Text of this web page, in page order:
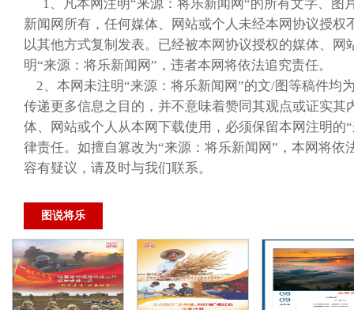
1、凡本网注明“来源：将乐新闻网“的所有文字、图
新闻网所有，任何媒体、网站或个人未经本网协议授权
以其他方式复制发表。已经被本网协议授权的媒体、网
明“来源：将乐新闻网”，违者本网将依法追究责任。
2、本网未注明“来源：将乐新闻网”的文/图等稿件均
传递更多信息之目的，并不意味着赞同其观点或证实其
体、网站或个人从本网下载使用，必须保留本网注明的
律责任。如擅自篡改为“来源：将乐新闻网”，本网将依
容有疑议，请及时与我们联系。
图说将乐